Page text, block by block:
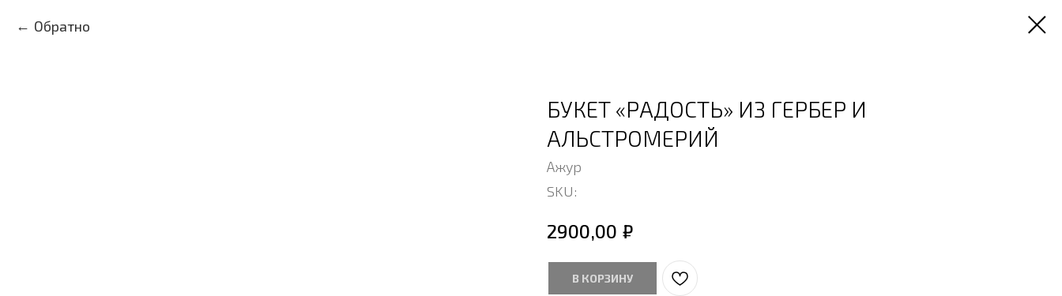
Обратно
БУКЕТ «РАДОСТЬ» ИЗ ГЕРБЕР И
АЛЬСТРОМЕРИЙ
Ажур
SKU:
2900,00 ₽
В КОРЗИНУ